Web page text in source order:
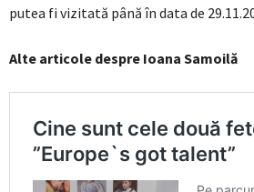
putea fi vizitată până în data de
Alte articole despre Ioana Samoilă